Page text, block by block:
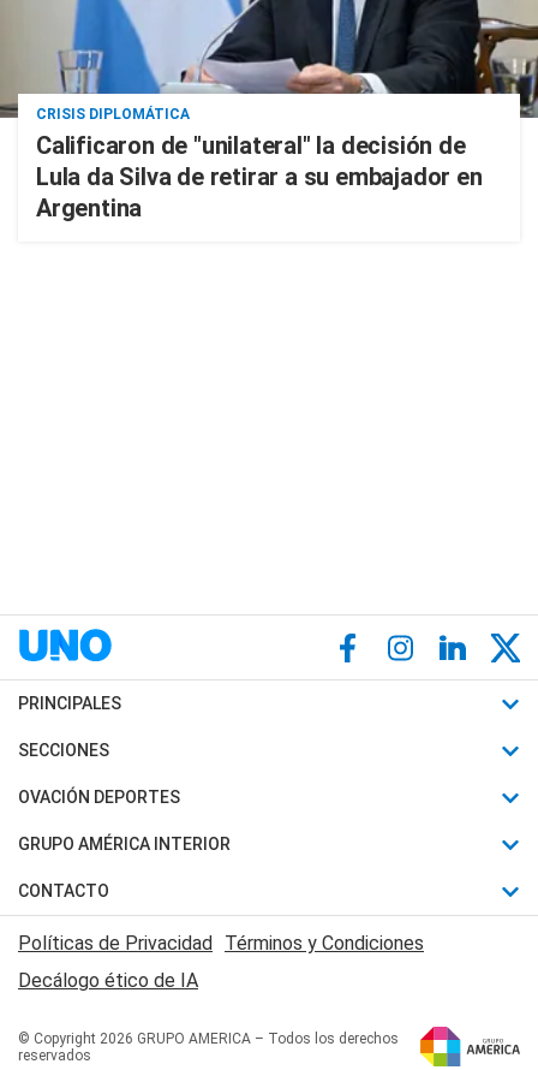
CRISIS DIPLOMÁTICA
Calificaron de "unilateral" la decisión de
Lula da Silva de retirar a su embajador en
Argentina
PRINCIPALES
Últimas Noticias
Política
Judiciales
Economia
SECCIONES
Horóscopo
Motores
Trucos caseros
Series y Películas
Edictos y Solicitadas
OVACIÓN DEPORTES
Fútbol
Mundial
Automovilismo
Rugby
Básquet
GRUPO AMÉRICA INTERIOR
Canal 7 en Vivo
San Juan 8
CONTACTO
Acerca de Nosotros
Contactanos
Políticas de Privacidad Términos y Condiciones
Decálogo ético de IA
© Copyright 2026 GRUPO AMERICA – Todos los derechos
reservados